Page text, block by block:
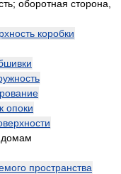
оборотная сторона,
коробки
опоки
домам
пространства